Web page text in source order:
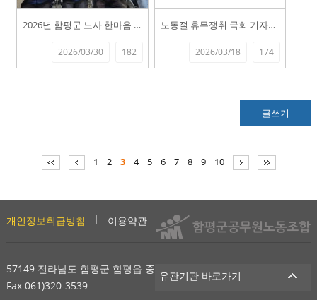
2026년 함평군 노사 한마음 워크숍 (...
182
2026/03/30
노동절 휴무쟁취 국회 기자회견 참석(26...
174
2026/03/18
글쓰기
1 2 3 4 5 6 7 8 9 10
개인정보취급방침 이용약관 사이트맵
57149 전라남도 함평군 함평읍 중앙길 200 Tel 061)320-2981
Fax 061)320-3539
유관기관 바로가기